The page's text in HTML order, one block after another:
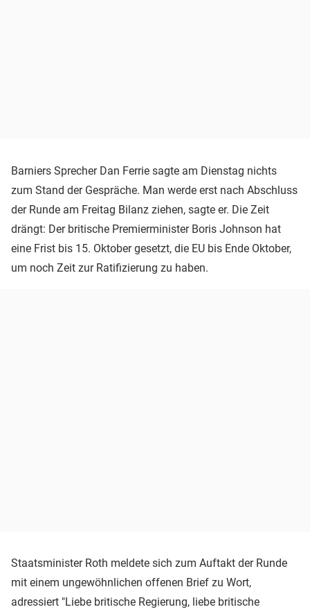
Barniers Sprecher Dan Ferrie sagte am Dienstag nichts
zum Stand der Gespräche. Man werde erst nach Abschluss
der Runde am Freitag Bilanz ziehen, sagte er. Die Zeit
drängt: Der britische Premierminister Boris Johnson hat
eine Frist bis 15. Oktober gesetzt, die EU bis Ende Oktober,
um noch Zeit zur Ratifizierung zu haben.
Staatsminister Roth meldete sich zum Auftakt der Runde
mit einem ungewöhnlichen offenen Brief zu Wort,
adressiert "Liebe britische Regierung, liebe britische